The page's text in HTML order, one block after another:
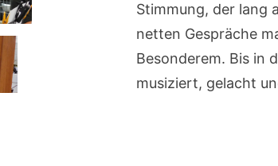
Stimmung, der lang
netten Gespräche
Besonderem. Bis in
musiziert, gelacht